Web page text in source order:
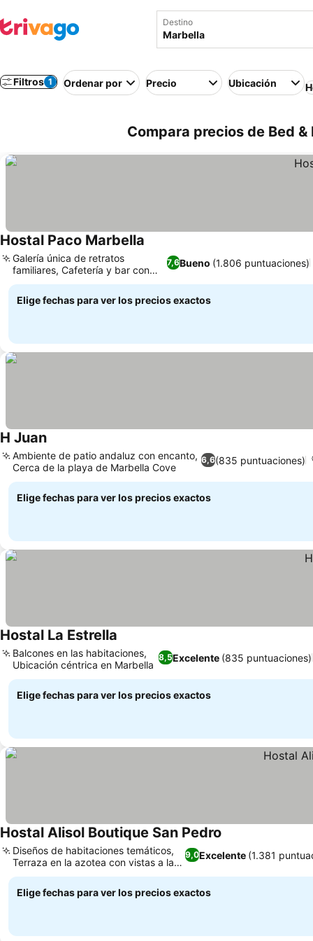
Destino
Filtros 1 Ordenar por Precio Ubicación
Compara precios de Bed
Hostal Paco Marbella
7,6Bueno (1.806 puntuaciones)
Galería única de retratos
familiares, Cafetería y bar con
encanto
Elige fechas para ver los precios exactos
H JuanVer precios
6,6(835 puntuaciones)
Ambiente de patio andaluz con encanto,
Cerca de la playa de Marbella Cove
Elige fechas para ver los precios exactos
Hostal La Estrella
8,5Excelente (835 puntuaciones)
Balcones en las habitaciones,
Ubicación céntrica en Marbella
Elige fechas para ver los precios exactos
Hostal Alisol Boutique San Pedro
9,0Excelente (1.381
Diseños de habitaciones temáticos,
Terraza en la azotea con vistas a la
ciudad
Elige fechas para ver los precios exactos